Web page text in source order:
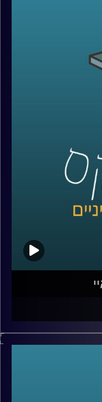
אחת
את
עומד על
מציבה ועל
בעולם
הצצה